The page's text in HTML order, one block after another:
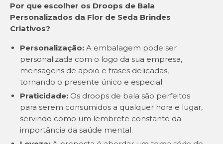
Por que escolher os Droops de Bala
Personalizados da Flor de Seda Brindes
Criativos?
Personalização: A embalagem pode ser
personalizada com o logo da sua empresa,
mensagens de apoio e frases delicadas,
tornando o presente único e especial.
Praticidade: Os droops de bala são perfeitos
para serem consumidos a qualquer hora e lugar,
servindo como um lembrete constante da
importância da saúde mental.